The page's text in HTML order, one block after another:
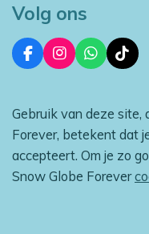
Volg ons
F
a
b
o
k
I
n
a
g
r
a
m
W
h
s
A
p
T
i
o
k
Gebruik van deze site,
Forever, betekent dat
accepteert. Om je zo
Snow Globe Forever